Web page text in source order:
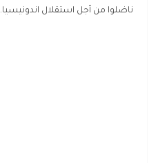
ناضلوا من أجل استقلال اندونيسيا.